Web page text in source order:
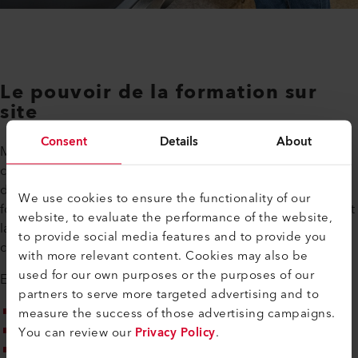
Consent Details About
We use cookies to ensure the functionality of our
website, to evaluate the performance of the website,
to provide social media features and to provide you
with more relevant content. Cookies may also be
used for our own purposes or the purposes of our
partners to serve more targeted advertising and to
measure the success of those advertising campaigns.
You can review ourPrivacy Policy.
Le pouvoir de la formation sur
site
Mais les outils seuls ne stimulent pas le changement, c’est le
cas de la formation. C’est pourquoi Plastrepair va bien au-
delà de la livraison d’équipements. Leur programme de
formation certifié fournit aux techniciens les connaissances et
la confiance nécessaires pour exécuter des réparations
cohérentes et de haute qualité.
En fait, leur programme complet comprend :
Évaluation des dommages
Identification du plastique